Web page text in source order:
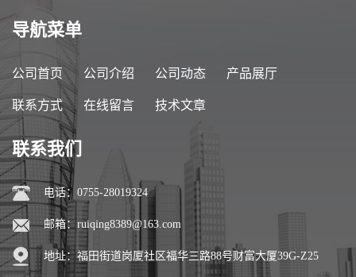
导航菜单
公司首页 公司介绍 公司动态 产品展厅
联系方式 在线留言 技术文章
联系我们
电话：0755-28019324
邮箱： ruiqing8389@163.com
地址：福田街道岗厦社区福华三路88号财富大厦39G-Z25